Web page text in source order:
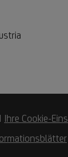
Ihre Cookie-